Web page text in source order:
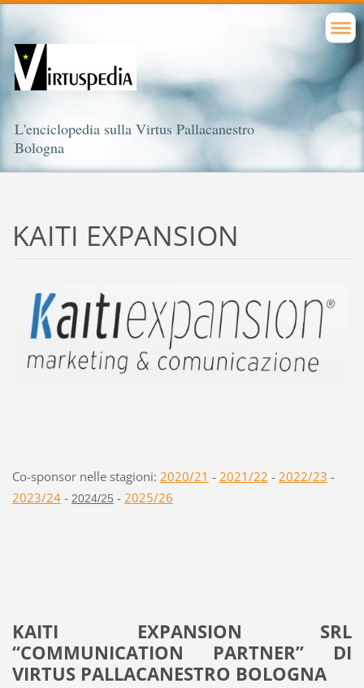
L'enciclopedia sulla Virtus Pallacanestro
Bologna
KAITI EXPANSION
Co-sponsor nelle stagioni: 2020/21 - 2021/22 - 2022/23 -
2023/24- 2024/25 - 2025/26
KAITI EXPANSION SRL
“COMMUNICATION PARTNER” DI
VIRTUS PALLACANESTRO BOLOGNA